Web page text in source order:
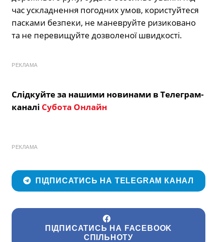
час ускладнення погодних умов, користуйтеся
пасками безпеки, не маневруйте ризиковано
та не перевищуйте дозволеної швидкості.
РЕКЛАМА
Слідкуйте за нашими новинами в Телеграм-
каналі Субота Онлайн
РЕКЛАМА
ПІДПИСАТИСЬ НА TELEGRAM КАНАЛ
ПІДПИСАТИСЬ НА FACEBOOK
СПІЛЬНОТУ